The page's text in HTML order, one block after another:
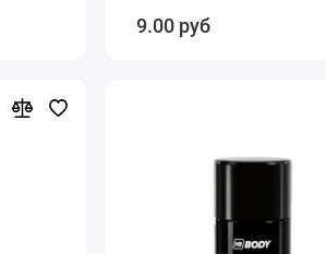
9.00 руб